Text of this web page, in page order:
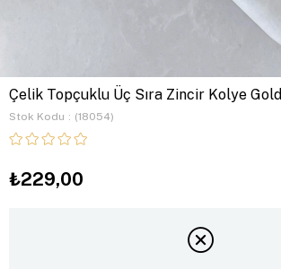
Çelik Topçuklu Üç Sıra Zincir Kolye Gold
Stok Kodu (18054)
₺229,00